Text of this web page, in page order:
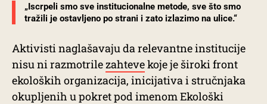
„Iscrpeli smo sve institucionalne metode, sve što smo
tražili je ostavljeno po strani i zato izlazimo na ulice.“
Aktivisti naglašavaju da relevantne institucije
nisu ni razmotrilezahtevekoje je široki front
ekoloških organizacija, inicijativa i stručnjaka
okupljenih u pokret pod imenom Ekološki